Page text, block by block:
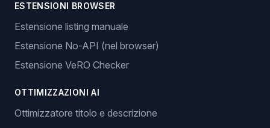
ESTENSIONI BROWSER
Estensione listing manuale
Estensione No-API (nel browser)
Estensione VeRO Checker
OTTIMIZZAZIONI AI
Ottimizzatore titolo e descrizione